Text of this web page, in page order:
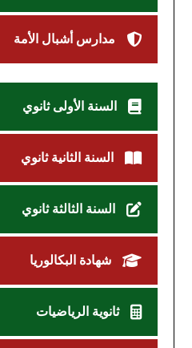
مدارس أشبال الأمة
السنة الأولى ثانوي
السنة الثانية ثانوي
السنة الثالثة ثانوي
شهادة البكالوريا
ثانوية الرياضيات